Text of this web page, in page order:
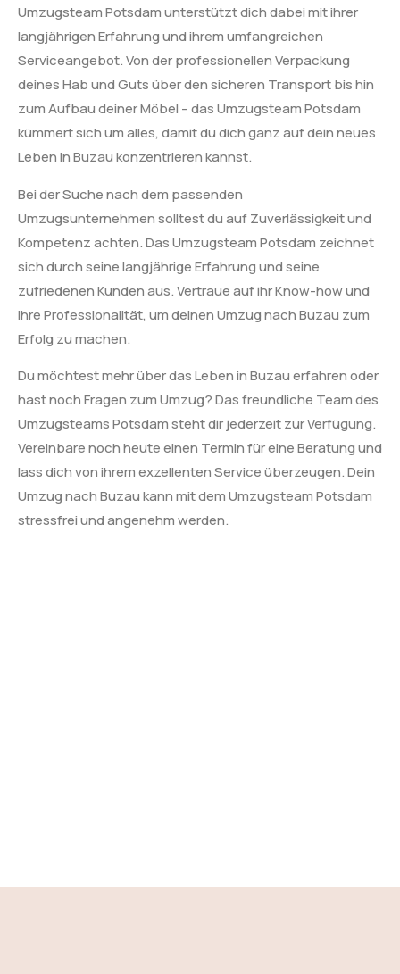
Umzugsteam Potsdam unterstützt dich dabei mit ihrer
langjährigen Erfahrung und ihrem umfangreichen
Serviceangebot. Von der professionellen Verpackung
deines Hab und Guts über den sicheren Transport bis hin
zum Aufbau deiner Möbel – das Umzugsteam Potsdam
kümmert sich um alles, damit du dich ganz auf dein neues
Leben in Buzau konzentrieren kannst.
Bei der Suche nach dem passenden
Umzugsunternehmen solltest du auf Zuverlässigkeit und
Kompetenz achten. Das Umzugsteam Potsdam zeichnet
sich durch seine langjährige Erfahrung und seine
zufriedenen Kunden aus. Vertraue auf ihr Know-how und
ihre Professionalität, um deinen Umzug nach Buzau zum
Erfolg zu machen.
Du möchtest mehr über das Leben in Buzau erfahren oder
hast noch Fragen zum Umzug? Das freundliche Team des
Umzugsteams Potsdam steht dir jederzeit zur Verfügung.
Vereinbare noch heute einen Termin für eine Beratung und
lass dich von ihrem exzellenten Service überzeugen. Dein
Umzug nach Buzau kann mit dem Umzugsteam Potsdam
stressfrei und angenehm werden.